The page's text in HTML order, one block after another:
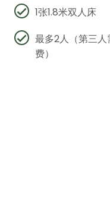
1张1.8米双人床
最多2人（第三
费）